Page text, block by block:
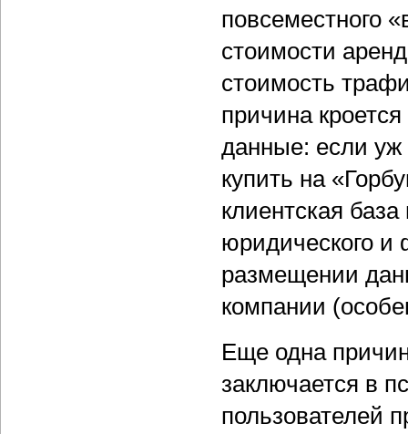
повсеместного
стоимости
стоимость
причина
данные: если
купить на
клиентская
юридического и
размещении
компании
Еще одна
заключается в
пользователей